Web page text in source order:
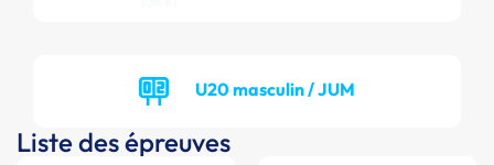
U20 masculin / JUM
Liste des épreuves